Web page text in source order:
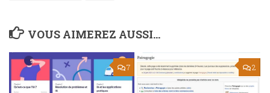
VOUS AIMEREZ AUSSI...
7 2